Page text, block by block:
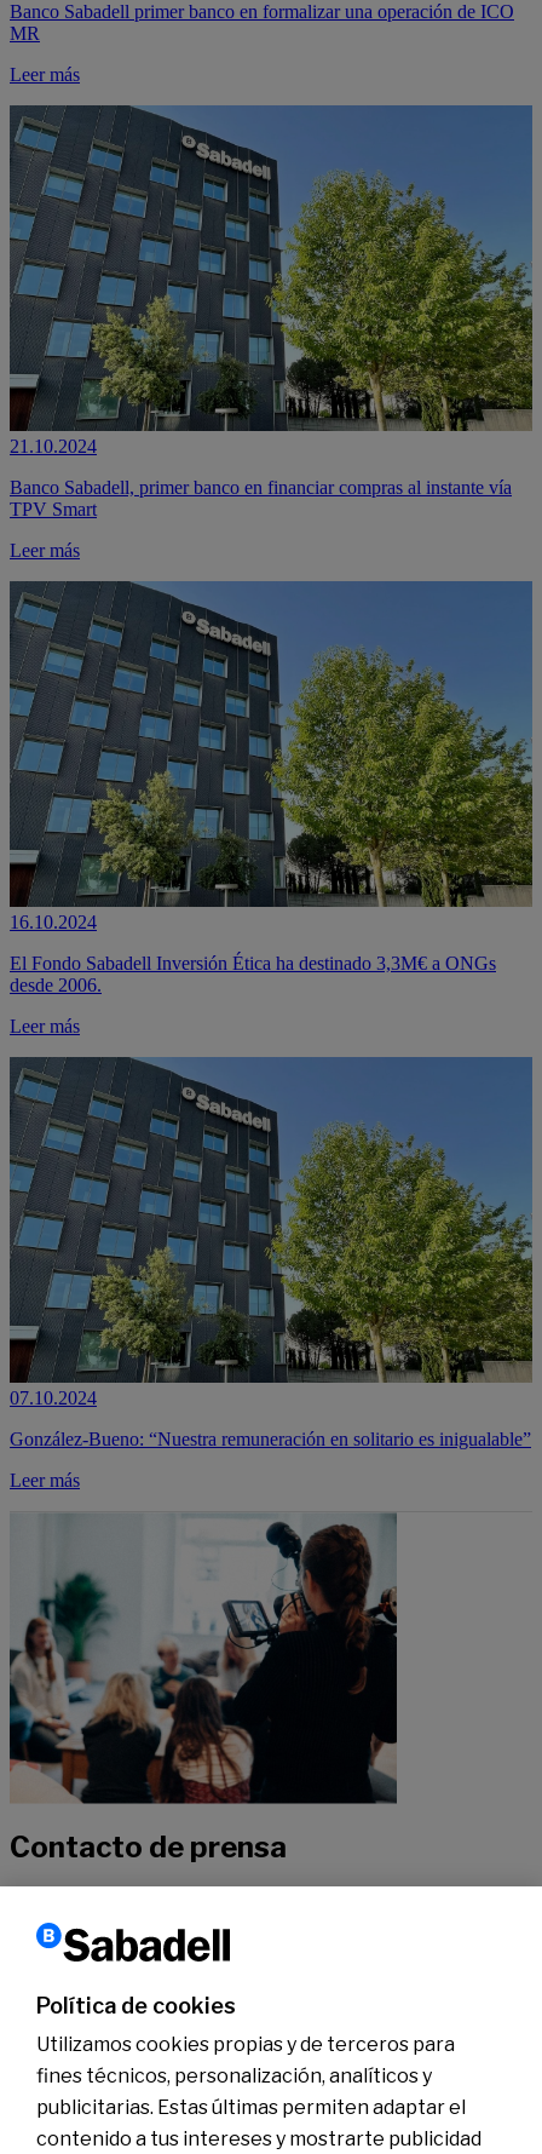
Banco Sabadell primer banco en formalizar una operación de ICO
MR
Leer más
21.10.2024
Banco Sabadell, primer banco en financiar compras al instante vía
TPV Smart
Leer más
16.10.2024
El Fondo Sabadell Inversión Ética ha destinado 3,3M€ a ONGs
desde 2006.
Leer más
07.10.2024
González-Bueno: “Nuestra remuneración en solitario es inigualable”
Leer más
Contacto de prensa
Si quieres recibir más información sobre nuestra actualidad, no
dudes en contactar con nuestros especialistas.
Conócenos
Sala de Prensa
Política de cookies
Utilizamos cookies propias y de terceros para
fines técnicos, personalización, analíticos y
publicitarias. Estas últimas permiten adaptar el
contenido a tus intereses y mostrarte publicidad